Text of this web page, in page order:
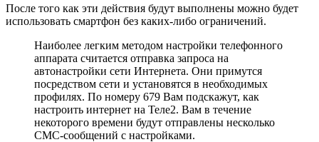
После того как эти действия будут выполнены можно будет
использовать смартфон без каких-либо ограничений.
Наиболее легким методом настройки телефонного
аппарата считается отправка запроса на
автонастройки сети Интернета. Они примутся
посредством сети и установятся в необходимых
профилях. По номеру 679 Вам подскажут, как
настроить интернет на Теле2. Вам в течение
некоторого времени будут отправлены несколько
СМС-сообщений с настройками.